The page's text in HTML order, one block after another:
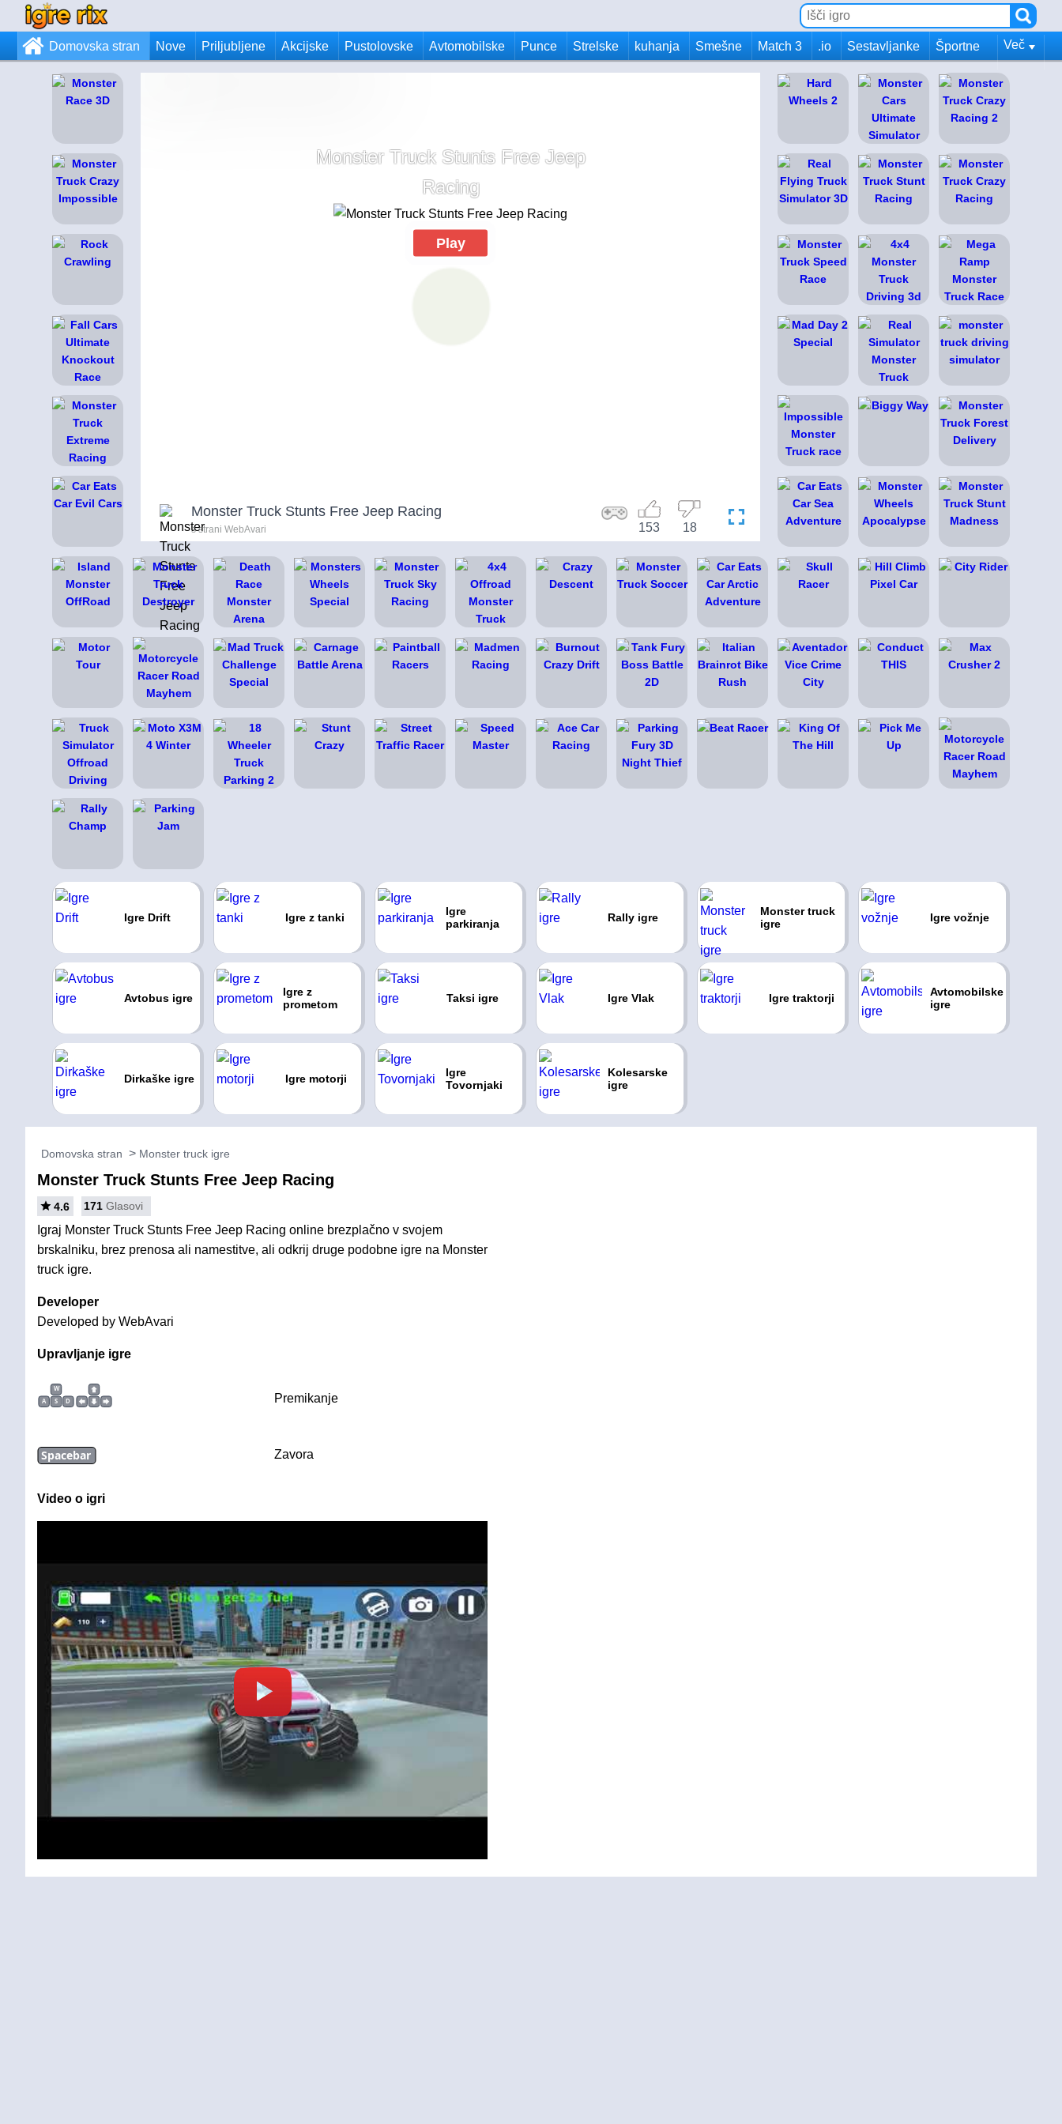
Domovska stran Nove Priljubljene Akcijske Pustolovske Avtomobilske Punce Strelske kuhanja Smešne Match 3 .io Sestavljanke Športne Več
Monster Truck Stunts Free Jeep
Racing
Play
Monster Truck Stunts Free Jeep Racing
s strani WebAvari 18
153
Igre Drift Igre z tanki
Igre
parkiranja
Rally igre
Monster truck
igre
Igre vožnje
Avtobus igre
Igre z
prometom
Taksi igre Igre Vlak Igre traktorji
Avtomobilske
igre
Dirkaške igre Igre motorji
Igre
Tovornjaki
Kolesarske
igre
Domovska stran Monster truck igre
Monster Truck Stunts Free Jeep Racing
4.6 171 Glasovi
Igraj Monster Truck Stunts Free Jeep Racing online brezplačno v svojem
brskalniku, brez prenosa ali namestitve, ali odkrij druge podobne igre na Monster
truck igre.
Developer
Developed by WebAvari
Upravljanje igre
W
A
S D Premikanje
Spacebar Zavora
Video o igri